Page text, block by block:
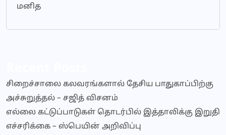
மனித
சிறைச்சாலை கலவரங்களால் தேசிய பாதுகாப்பிற்கு
அச்சுறுத்தல் – சஜித் விசனம்
எல்லை கட்டுப்பாடுகள் தொடர்பில் இத்தாலிக்கு இறுதி
எச்சரிக்கை – ஸ்பெயின் அறிவிப்பு